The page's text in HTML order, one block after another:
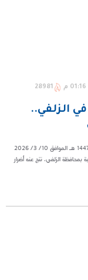
01:16 م 28981
الزلفي..
صرّح المتحدث الرسمي للدفاع المدني بأنه في يوم الثلاثاء 9/21/ 1447 هـ الموافق 10/ 3/ 2026
الزلفي، نتج عنه أضرار